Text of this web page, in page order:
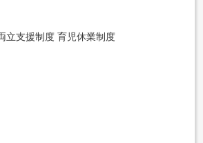
立支援制度 育児休業制度